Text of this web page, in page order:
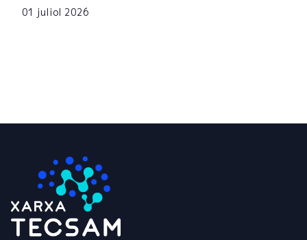
01 juliol 2026